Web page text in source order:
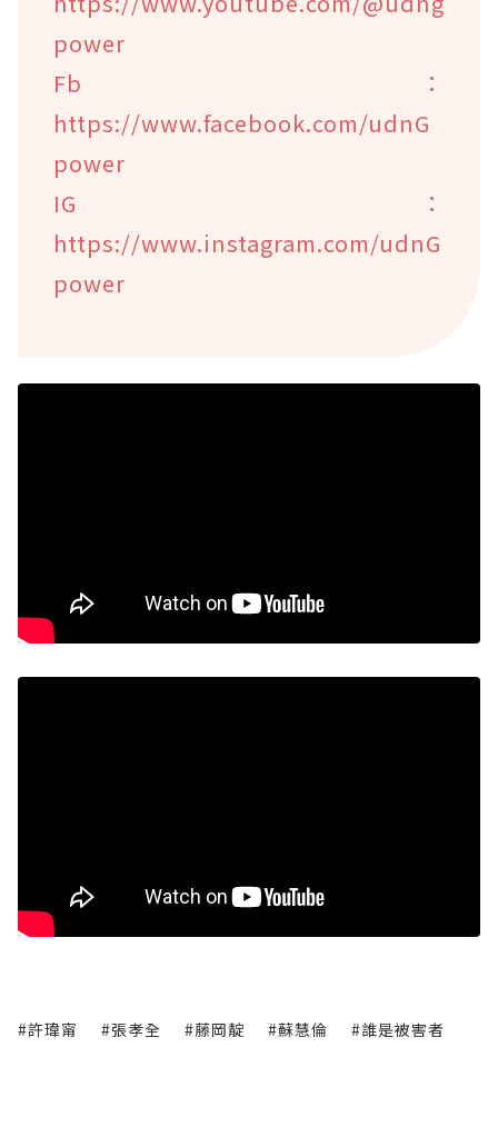
power
Fb：
https://www.facebook.com/udnG
power
IG：
https://www.instagram.com/udnG
power
#許瑋甯 #張孝全 #藤岡靛 #蘇慧倫 #誰是被害者